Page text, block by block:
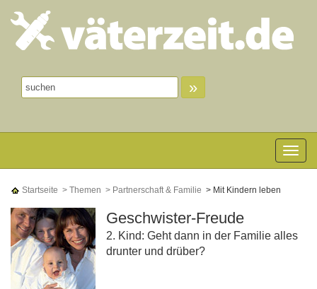
»
Toggle
Startseite > Themen > Partnerschaft & Familie > Mit Kindern leben
Geschwister-Freude
2. Kind: Geht dann in der Familie alles
drunter und drüber?